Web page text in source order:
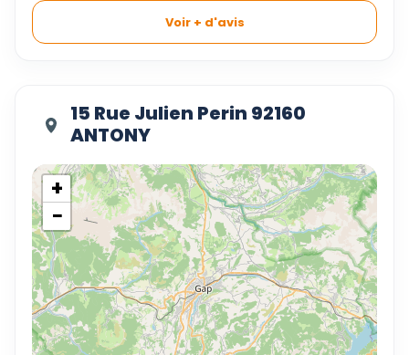
Voir + d'avis
15 Rue Julien Perin 92160
ANTONY
+
−